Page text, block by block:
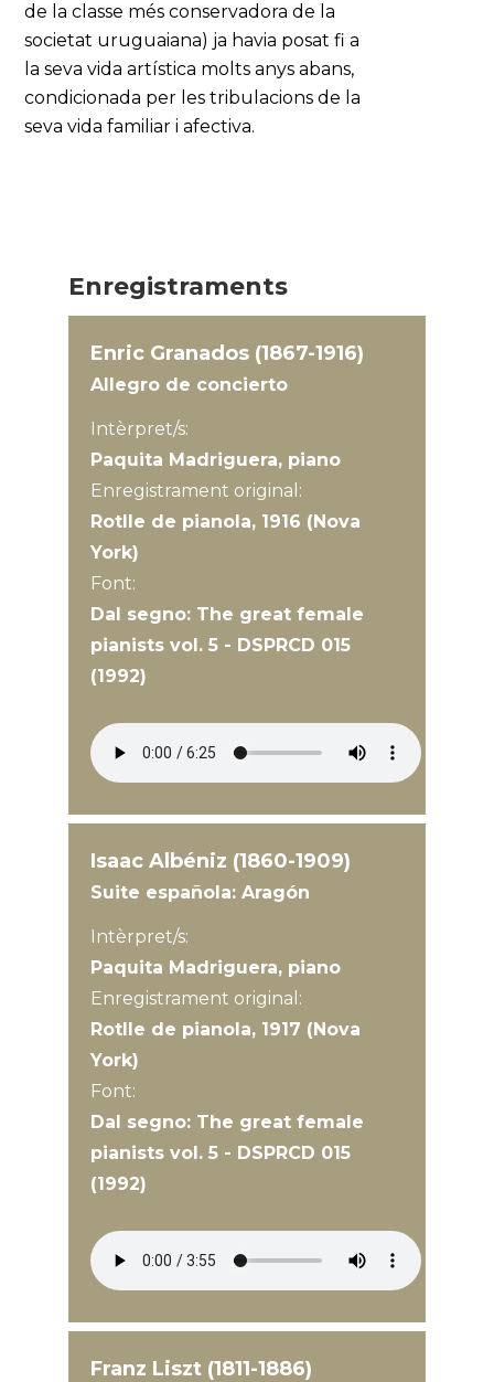
de la classe més conservadora de la
societat uruguaiana) ja havia posat fi a
la seva vida artística molts anys abans,
condicionada per les tribulacions de la
seva vida familiar i afectiva.
Enregistraments
Enric Granados (1867-1916)
Allegro de concierto
Intèrpret/s:
Paquita Madriguera, piano
Enregistrament original:
Rotlle de pianola, 1916 (Nova
York)
Font:
Dal segno: The great female
pianists vol. 5 - DSPRCD 015
(1992)
Isaac Albéniz (1860-1909)
Suite española: Aragón
Intèrpret/s:
Paquita Madriguera, piano
Enregistrament original:
Rotlle de pianola, 1917 (Nova
York)
Font:
Dal segno: The great female
pianists vol. 5 - DSPRCD 015
(1992)
Franz Liszt (1811-1886)